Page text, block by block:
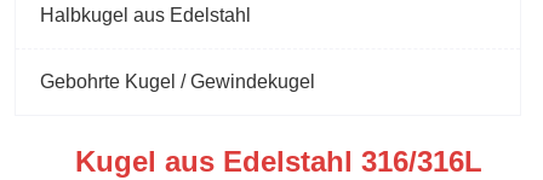
Halbkugel aus Edelstahl
Gebohrte Kugel / Gewindekugel
Kugel aus Edelstahl 316/316L